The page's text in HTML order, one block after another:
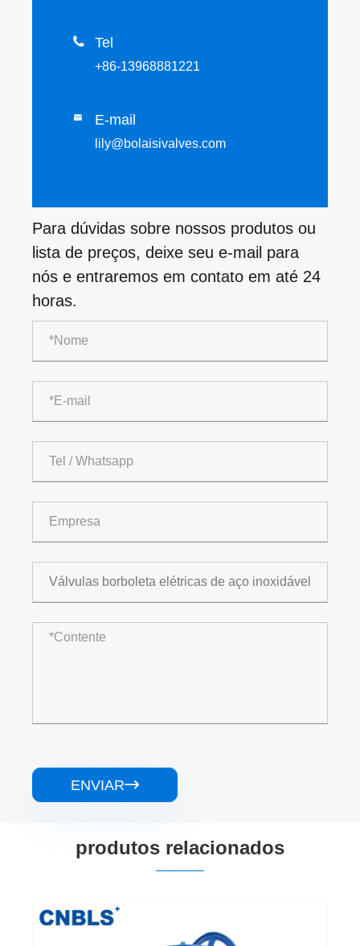
 Tel
+86-13968881221
 E-mail
lily@bolaisivalves.com
Para dúvidas sobre nossos produtos ou
lista de preços, deixe seu e-mail para
nós e entraremos em contato em até 24
horas.
ENVIAR
produtos relacionados